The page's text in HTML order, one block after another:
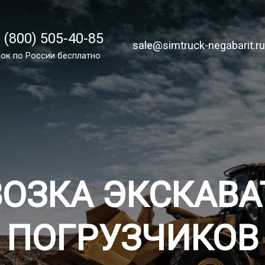
(800) 505-40-85
по РФ бесплатный
sale@simtruck-negabarit.ru
(800) 505-40-85
по России бесплатно
sale@simtruck-negabarit.ru
ПОГРУЗЧИКОВ